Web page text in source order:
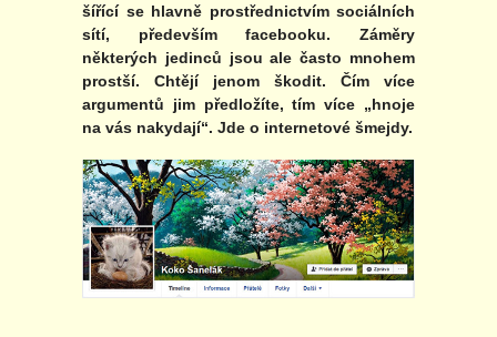
šířící se hlavně prostřednictvím sociálních
sítí, především facebooku. Záměry
některých jedinců jsou ale často mnohem
prostší. Chtějí jenom škodit. Čím více
argumentů jim předložíte, tím více „hnoje
na vás nakydají“. Jde o internetové šmejdy.